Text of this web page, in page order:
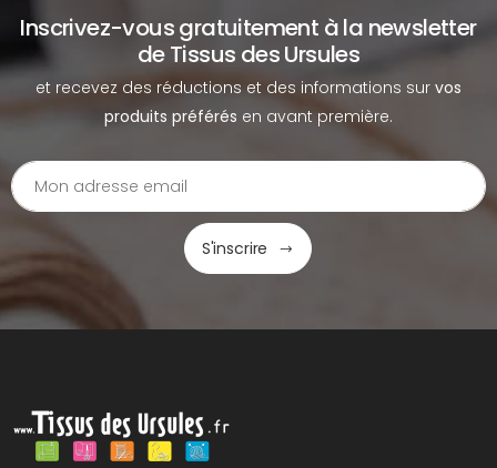
Inscrivez-vous gratuitement à la newsletter
de Tissus des Ursules
et recevez des réductions et des informations sur vos
produits préférés en avant première.
S'inscrire